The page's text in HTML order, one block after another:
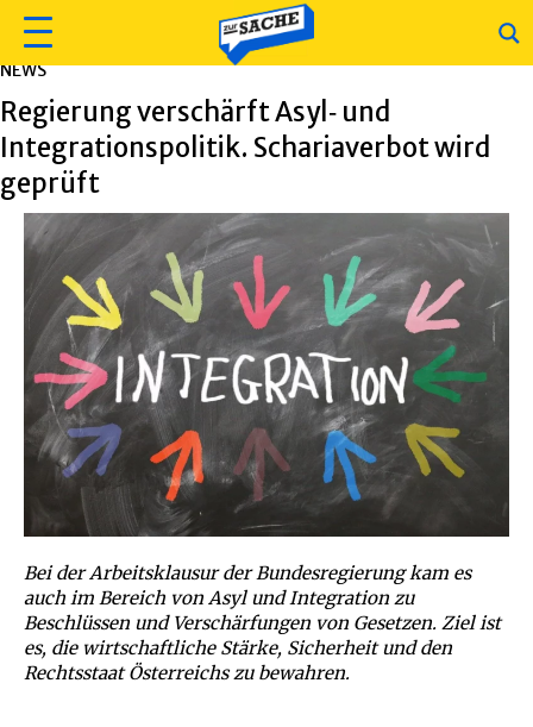
NEWS
Regierung verschärft Asyl‑ und
Integrationspolitik. Schariaverbot wird
geprüft
Bei der Arbeitsklausur der Bundesregierung kam es
auch im Bereich von Asyl und Integration zu
Beschlüssen und Verschärfungen von Gesetzen. Ziel ist
es, die wirtschaftliche Stärke, Sicherheit und den
Rechtsstaat Österreichs zu bewahren.